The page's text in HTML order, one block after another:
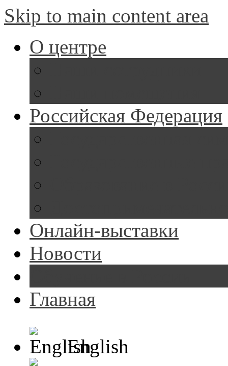
Skip to main content area
О центре
Российская Федерация
Онлайн-выставки
Новости
Главная
English